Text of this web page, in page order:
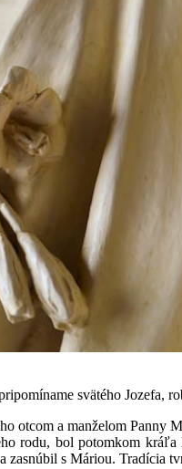
svätého Jozefa,
otcom a manželom
rodu, bol potomkom
s Máriou. Tradícia